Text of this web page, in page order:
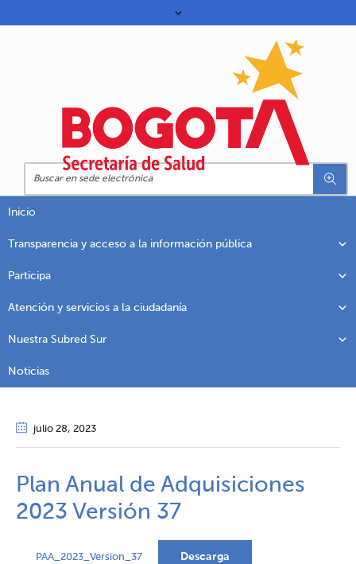
Inicio
Transparencia y acceso a la información pública
Participa
Atención y servicios a la ciudadanía
Nuestra Subred Sur
Noticias
julio 28, 2023
Plan Anual de Adquisiciones
2023 Versión 37
PAA_2023_Version_37 Descarga